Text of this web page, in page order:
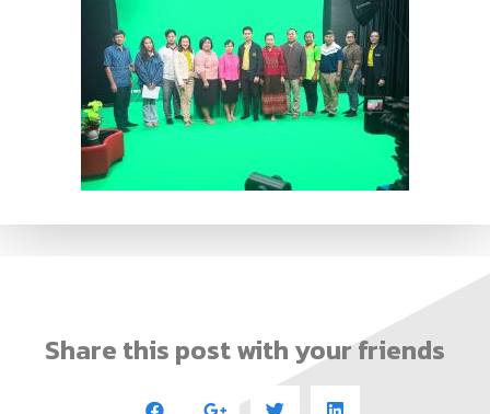
Share this post with your friends